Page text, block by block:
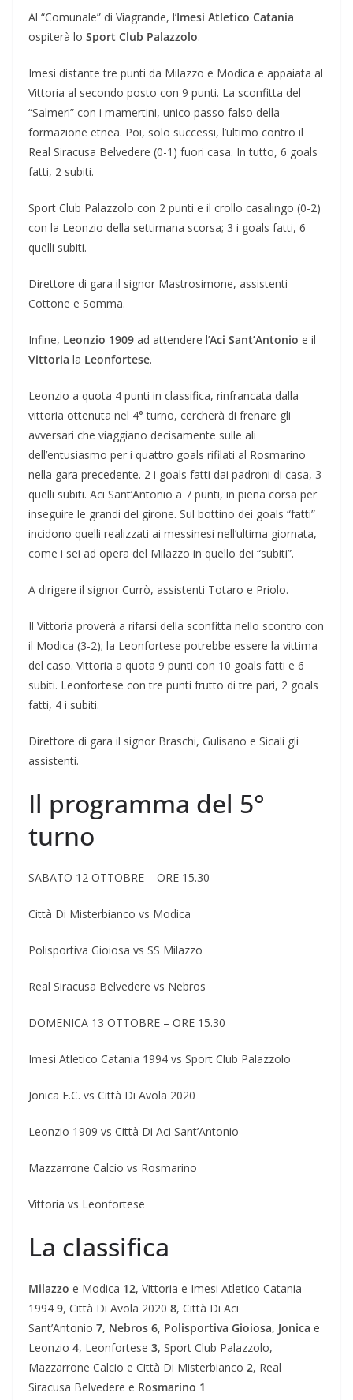
Al “Comunale” di Viagrande, l’Imesi Atletico Catania
ospiterà lo Sport Club Palazzolo.
Imesi distante tre punti da Milazzo e Modica e appaiata al
Vittoria al secondo posto con 9 punti. La sconfitta del
“Salmeri” con i mamertini, unico passo falso della
formazione etnea. Poi, solo successi, l’ultimo contro il
Real Siracusa Belvedere (0-1) fuori casa. In tutto, 6 goals
fatti, 2 subiti.
Sport Club Palazzolo con 2 punti e il crollo casalingo (0-2)
con la Leonzio della settimana scorsa; 3 i goals fatti, 6
quelli subiti.
Direttore di gara il signor Mastrosimone, assistenti
Cottone e Somma.
Infine, Leonzio 1909 ad attendere l’Aci Sant’Antonio e il
Vittoria la Leonfortese.
Leonzio a quota 4 punti in classifica, rinfrancata dalla
vittoria ottenuta nel 4° turno, cercherà di frenare gli
avversari che viaggiano decisamente sulle ali
dell’entusiasmo per i quattro goals rifilati al Rosmarino
nella gara precedente. 2 i goals fatti dai padroni di casa, 3
quelli subiti. Aci Sant’Antonio a 7 punti, in piena corsa per
inseguire le grandi del girone. Sul bottino dei goals “fatti”
incidono quelli realizzati ai messinesi nell’ultima giornata,
come i sei ad opera del Milazzo in quello dei “subiti”.
A dirigere il signor Currò, assistenti Totaro e Priolo.
Il Vittoria proverà a rifarsi della sconfitta nello scontro con
il Modica (3-2); la Leonfortese potrebbe essere la vittima
del caso. Vittoria a quota 9 punti con 10 goals fatti e 6
subiti. Leonfortese con tre punti frutto di tre pari, 2 goals
fatti, 4 i subiti.
Direttore di gara il signor Braschi, Gulisano e Sicali gli
assistenti.
Il programma del 5°
turno
SABATO 12 OTTOBRE – ORE 15.30
Città Di Misterbianco vs Modica
Polisportiva Gioiosa vs SS Milazzo
Real Siracusa Belvedere vs Nebros
DOMENICA 13 OTTOBRE – ORE 15.30
Imesi Atletico Catania 1994 vs Sport Club Palazzolo
Jonica F.C. vs Città Di Avola 2020
Leonzio 1909 vs Città Di Aci Sant’Antonio
Mazzarrone Calcio vs Rosmarino
Vittoria vs Leonfortese
La classifica
Milazzo e Modica 12, Vittoria e Imesi Atletico Catania
1994 9, Città Di Avola 2020 8, Città Di Aci
Sant’Antonio 7, Nebros 6, Polisportiva Gioiosa, Jonica e
Leonzio 4, Leonfortese 3, Sport Club Palazzolo,
Mazzarrone Calcio e Città Di Misterbianco 2, Real
Siracusa Belvedere e Rosmarino 1